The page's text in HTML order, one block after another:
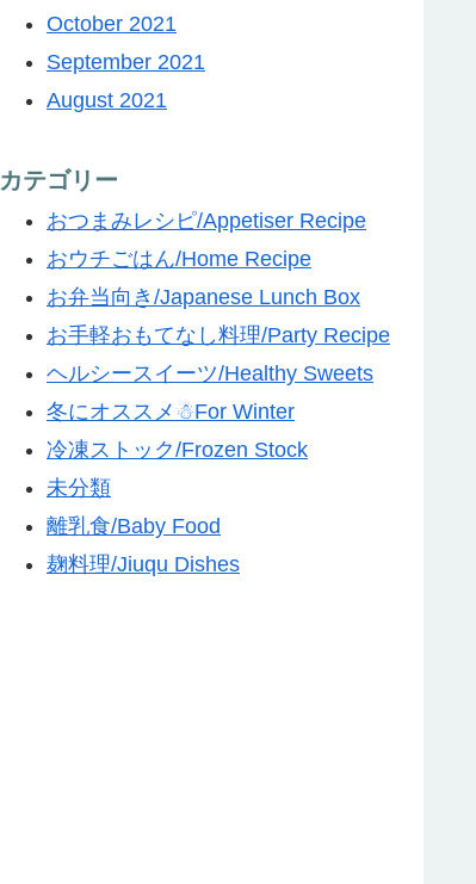
October 2021
September 2021
August 2021
カテゴリー
おつまみレシピ/Appetiser Recipe
おウチごはん/Home Recipe
お弁当向き/Japanese Lunch Box
お手軽おもてなし料理/Party Recipe
ヘルシースイーツ/Healthy Sweets
冬にオススメ☃For Winter
冷凍ストック/Frozen Stock
未分類
離乳食/Baby Food
麹料理/Jiuqu Dishes